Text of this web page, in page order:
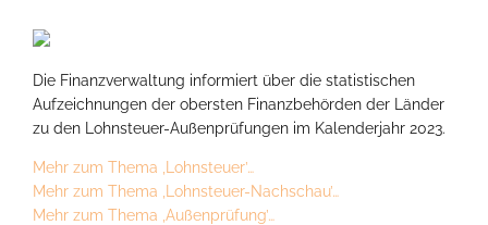
Die Finanzverwaltung informiert über die statistischen
Aufzeichnungen der obersten Finanzbehörden der Länder
zu den Lohnsteuer-Außenprüfungen im Kalenderjahr 2023.
Mehr zum Thema ‚Lohnsteuer’…
Mehr zum Thema ‚Lohnsteuer-Nachschau’…
Mehr zum Thema ‚Außenprüfung’…